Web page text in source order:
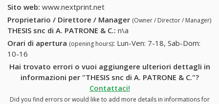
Sito web: www.nextprint.net
Proprietario / Direttore / Manager (Owner / Director / Manager)
THESIS snc di A. PATRONE & C.: n\a
Orari di apertura (opening hours): Lun-Ven: 7-18, Sab-Dom:
10-16
Hai trovato errori o vuoi aggiungere ulteriori dettagli in
informazioni per "THESIS snc di A. PATRONE & C."?
Contattaci!
Did you find errors or would like to add more details in informations for